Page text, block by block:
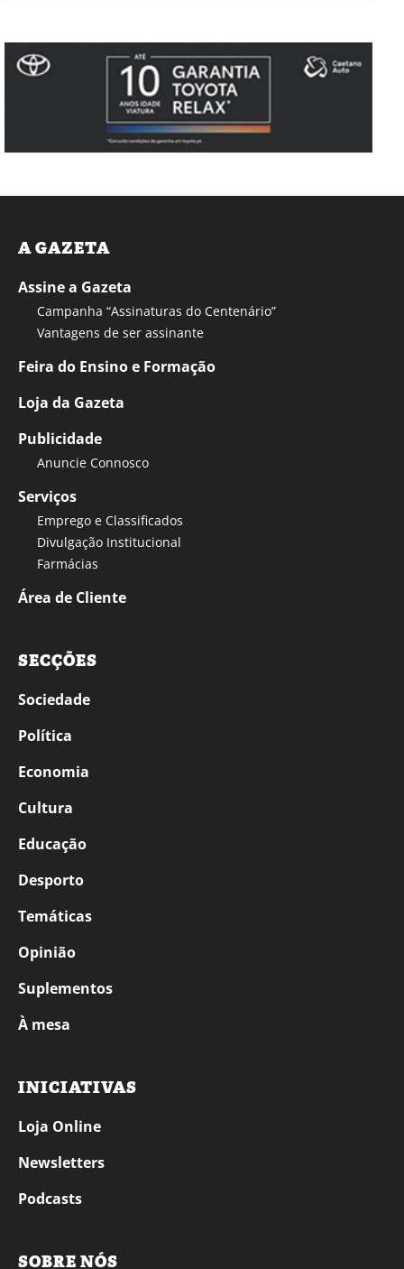
A GAZETA
Assine a Gazeta
Campanha “Assinaturas do Centenário”
Vantagens de ser assinante
Feira do Ensino e Formação
Loja da Gazeta
Publicidade
Anuncie Connosco
Serviços
Emprego e Classificados
Divulgação Institucional
Farmácias
Área de Cliente
SECÇÕES
Sociedade
Política
Economia
Cultura
Educação
Desporto
Temáticas
Opinião
Suplementos
À mesa
INICIATIVAS
Loja Online
Newsletters
Podcasts
SOBRE NÓS